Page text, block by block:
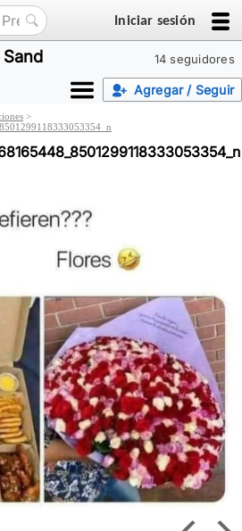
Iniciar sesión
14 seguidores
Agregar / Seguir
>